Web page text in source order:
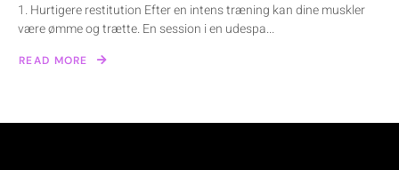
1. Hurtigere restitution Efter en intens træning kan dine muskler
være ømme og trætte. En session i en udespa...
READ MORE